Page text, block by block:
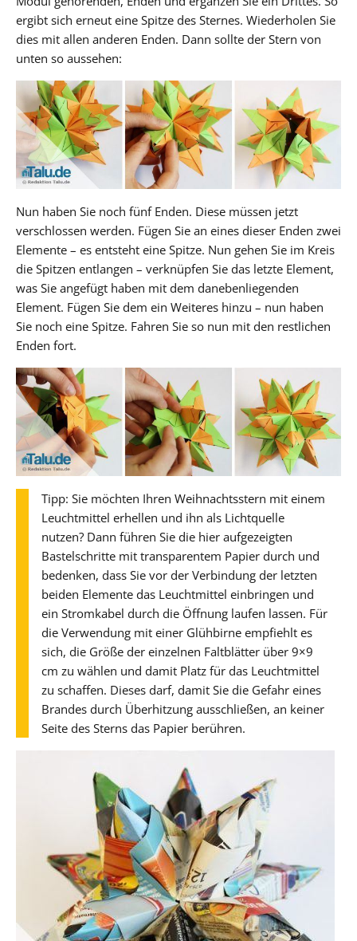
ergibt sich erneut eine Spitze des Sternes. Wiederholen Sie
dies mit allen anderen Enden. Dann sollte der Stern von
unten so aussehen:
Nun haben Sie noch fünf Enden. Diese müssen jetzt
verschlossen werden. Fügen Sie an eines dieser Enden zwei
Elemente – es entsteht eine Spitze. Nun gehen Sie im Kreis
die Spitzen entlangen – verknüpfen Sie das letzte Element,
was Sie angefügt haben mit dem danebenliegenden
Element. Fügen Sie dem ein Weiteres hinzu – nun haben
Sie noch eine Spitze. Fahren Sie so nun mit den restlichen
Enden fort.
Tipp: Sie möchten Ihren Weihnachtsstern mit einem
Leuchtmittel erhellen und ihn als Lichtquelle
nutzen? Dann führen Sie die hier aufgezeigten
Bastelschritte mit transparentem Papier durch und
bedenken, dass Sie vor der Verbindung der letzten
beiden Elemente das Leuchtmittel einbringen und
ein Stromkabel durch die Öffnung laufen lassen. Für
die Verwendung mit einer Glühbirne empfiehlt es
sich, die Größe der einzelnen Faltblätter über 9×9
cm zu wählen und damit Platz für das Leuchtmittel
zu schaffen. Dieses darf, damit Sie die Gefahr eines
Brandes durch Überhitzung ausschließen, an keiner
Seite des Sterns das Papier berühren.